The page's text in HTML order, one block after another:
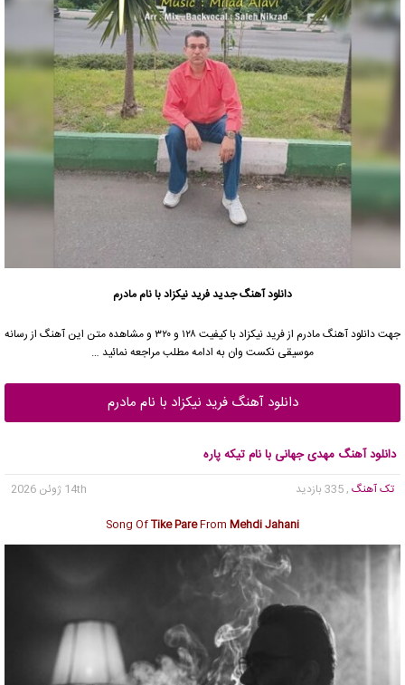
دانلود آهنگ جدیدفرید نیکزاد با نام مادرم
جهت دانلود آهنگ مادرم از فرید نیکزاد با کیفیت ۱۲۸ و ۳۲۰ و مشاهده متن این آهنگ از رسانه
موسیقی نکست وان به ادامه مطلب مراجعه نمائید …
دانلود آهنگ فرید نیکزاد با نام مادرم
دانلود آهنگ مهدی جهانی با نام تیکه پاره
تک آهنگ , 335 بازدید
14th ژوئن 2026
Song OfTike PareFrom Mehdi Jahani